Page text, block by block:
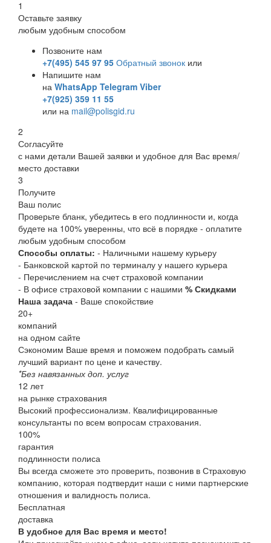
1
Оставьте заявку
любым удобным способом
Позвоните нам
+7(495) 545 97 95 Обратный звонок или
Напишите нам
на WhatsApp Telegram Viber
+7(925) 359 11 55
или на mail@polisgid.ru
2
Согласуйте
с нами детали Вашей заявки и удобное для Вас время/
место доставки
3
Получите
Ваш полис
Проверьте бланк, убедитесь в его подлинности и, когда
будете на 100% уверенны, что всё в порядке - оплатите
любым удобным способом
Способы оплаты: - Наличными нашему курьеру
- Банковской картой по терминалу у нашего курьера
- Перечислением на счет страховой компании
- В офисе страховой компании с нашими % Скидками
Наша задача - Ваше спокойствие
20+
компаний
на одном сайте
Сэкономим Ваше время и поможем подобрать самый
лучший вариант по цене и качеству.
*Без навязанных доп. услуг
12 лет
на рынке страхования
Высокий профессионализм. Квалифицированные
консультанты по всем вопросам страхования.
100%
гарантия
подлинности полиса
Вы всегда сможете это проверить, позвонив в Страховую
компанию, которая подтвердит наши с ними партнерские
отношения и валидность полиса.
Бесплатная
доставка
В удобное для Вас время и место!